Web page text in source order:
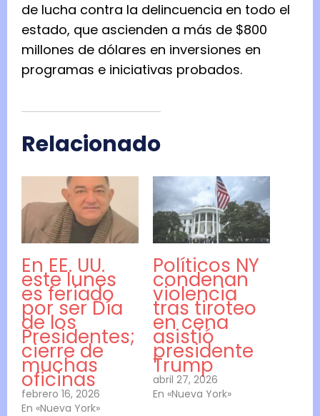
de lucha contra la delincuencia en todo el
estado, que ascienden a más de $800
millones de dólares en inversiones en
programas e iniciativas probados.
Relacionado
En EE. UU.
este lunes
es feriado
por ser Día
de los
Presidentes;
cierre de
muchas
oficinas
febrero 16, 2026
En «Nueva York»
Políticos NY
condenan
violencia
tras tiroteo
en cena
asistió
presidente
Trump
abril 27, 2026
En «Nueva York»